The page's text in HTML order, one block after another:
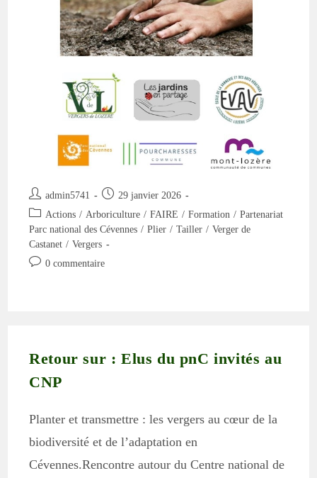
Auteur/autrice
de
la
publication :
admin5741
Publication
publiée :
29 janvier 2026
Post
category:
Actions / Arboriculture / FAIRE / Formation / Partenariat
Parc national des Cévennes / Plier / Tailler / Verger de
Castanet / Vergers
Commentaires
0 commentaire
Retour sur : Elus du pnC invités au
CNP
Planter et transmettre : les vergers au cœur de la
biodiversité et de l’adaptation en
Cévennes.Rencontre autour du Centre national de